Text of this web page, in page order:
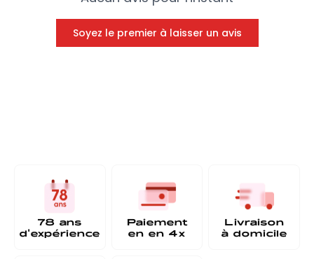
Soyez le premier à laisser un avis
78 ans
d'expérience
Paiement
en en 4x
Livraison
à domicile